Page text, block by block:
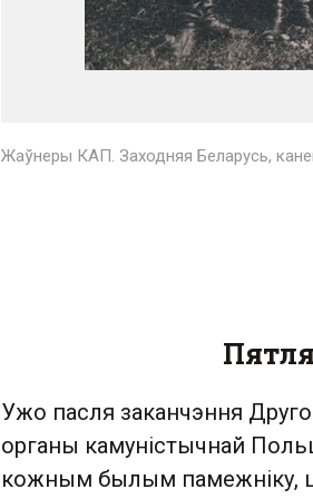
Жаўнеры КАП. Заходняя Беларусь,
Ужо пасля заканчэння
органы камуністычнай
кожным былым памежніку,